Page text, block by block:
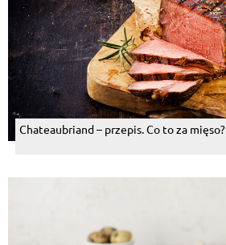
Chateaubriand – przepis. Co to za mięso?